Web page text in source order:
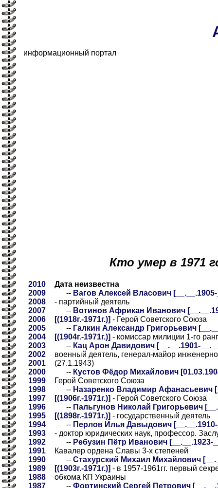
информационный портал
Кто умер в 1971
2010
2009
2008
2007
2006
2005
2004
2003
2002
2001
2000
1999
1998
1997
1996
1995
1994
1993
1992
1991
1990
1989
1988
1987
Дата неизвестна
-- Вагов Алексей Власович [__.__.1905-
- партийный деятель
-- Вотинов Африкан Иванович
[(1918г.-1971г.)] - Герой Советского Союза
-- Галкин Александр Григорьевич
[(1904г.-1971г.)] - комиссар милиции 1-го
-- Кац Арон Давидович [__.__.1901-
военный деятель, генерал-майор
(27.1.1943)
-- Кустов Фёдор Михайлович
Герой Советского Союза
-- Назаренко Владимир Афанасьевич
[(1906г.-1971г.)] - Герой Советского Союза
-- Пальгунов Николай Григорьевич
[(1898г.-1971г.)] - государственный деятель
-- Перлов Илья Давыдович [__.__.1910-
- доктор юридических наук, профессор.
-- Ребузин Пётр Иванович [__.__.1923-
Кавалер ордена Славы 3-х степеней
-- Стахурский Михаил Михайлович
[(1903г.-1971г.)] - в 1957-1961гг. первый
обкома КП Украины
-- Фортинский Сергей Петрович